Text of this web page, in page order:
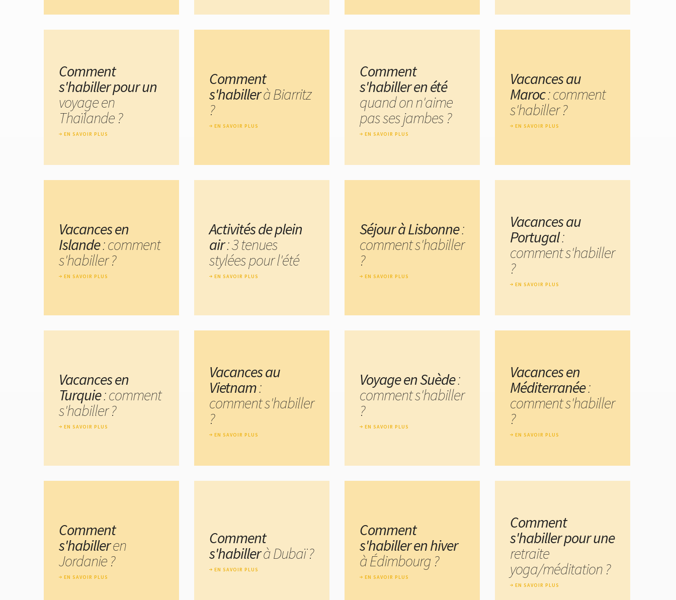
Comment
s'habiller pour un
voyage en
Thaïlande ?
EN SAVOIR PLUS
Comment
s'habillerà Biarritz
?
EN SAVOIR PLUS
Comment
s'habiller en été
quand on n'aime
pas ses jambes ?
EN SAVOIR PLUS
Vacances au
Maroc: comment
s'habiller ?
EN SAVOIR PLUS
Vacances en
Islande: comment
s'habiller ?
EN SAVOIR PLUS
Activités de plein
air: 3 tenues
stylées pour l'été
EN SAVOIR PLUS
Séjour à Lisbonne:
comment s'habiller
?
EN SAVOIR PLUS
Vacances au
Portugal:
comment s'habiller
?
EN SAVOIR PLUS
Vacances en
Turquie: comment
s'habiller ?
EN SAVOIR PLUS
Vacances au
Vietnam:
comment s'habiller
?
EN SAVOIR PLUS
Voyage en Suède:
comment s'habiller
?
EN SAVOIR PLUS
Vacances en
Méditerranée:
comment s'habiller
?
EN SAVOIR PLUS
Comment
s'habilleren
Jordanie ?
EN SAVOIR PLUS
Comment
s'habillerà Dubaï ?
EN SAVOIR PLUS
Comment
s'habiller en hiver
à Édimbourg ?
EN SAVOIR PLUS
Comment
s'habiller pour une
retraite
yoga/méditation ?
EN SAVOIR PLUS